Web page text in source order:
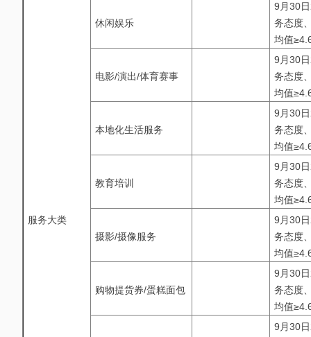
服务大类
休闲娱乐
9月30
务态度
均值
电影/演出/体育赛事
9月30
务态度
均值
本地化生活服务
9月30
务态度
均值
教育培训
9月30
务态度
均值
摄影/摄像服务
9月30
务态度
均值
购物提货券/蛋糕面包
9月30
务态度
均值
9月30